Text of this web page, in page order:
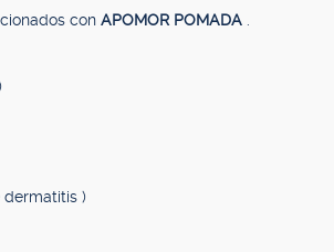
con APOMOR POMADA
dermatitis )